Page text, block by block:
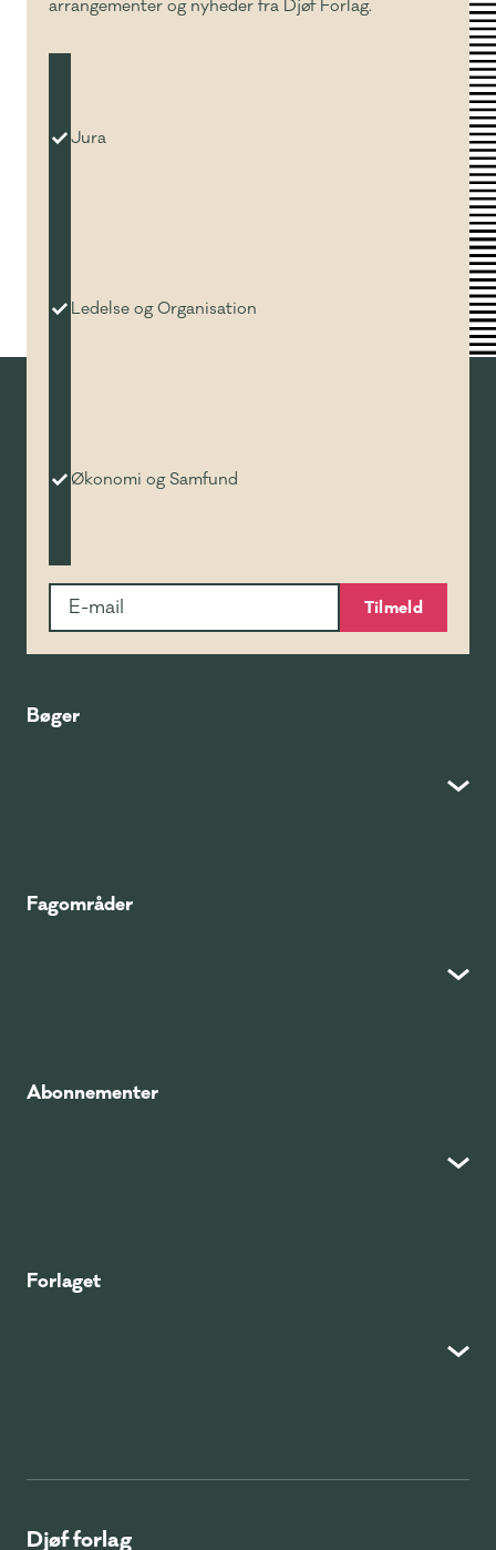
arrangementer og nyheder fra Djøf Forlag.
Jura
Ledelse og Organisation
Økonomi og Samfund
Tilmeld
Bøger
Fagområder
Abonnementer
Forlaget
Djøf forlag